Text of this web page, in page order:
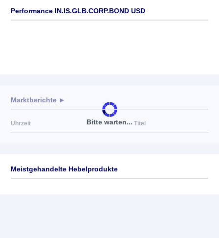
Performance IN.IS.GLB.CORP.BOND USD
Bitte warten...
Marktberichte ►
Uhrzeit Titel
Meistgehandelte Hebelprodukte